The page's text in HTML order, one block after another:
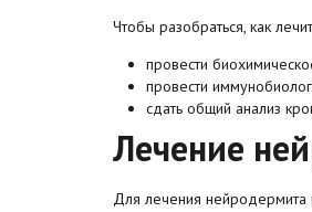
Чтобы разобраться, как
провести
провести
сдать общий анализ
Лечение
Для лечения нейродермита